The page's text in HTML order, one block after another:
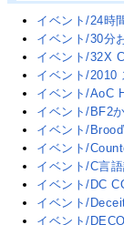
イベント/24時
イベント/30分
イベント/32X
イベント/2010
イベント/AoC
イベント/BF2
イベント/
イベント/
イベント/C言
イベント/DC
イベント/
イベント/